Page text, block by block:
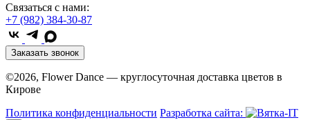
Связаться с нами:
+7 (982) 384-30-87
Заказать звонок
©2026, Flower Dance — круглосуточная доставка цветов в
Кирове
Политика конфиденциальности Разработка сайта: